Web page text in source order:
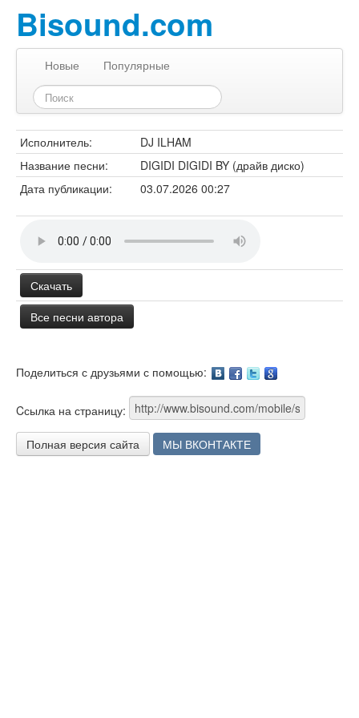
Bisound.com
Новые Популярные
Исполнитель:
DJ ILHAM
Название песни:
DIGIDI DIGIDI BY (драйв диско)
Дата публикации:
03.07.2026 00:27
Скачать
Все песни автора
Поделиться с друзьями с помощью:
Cсылка на страницу:
Полная версия сайта МЫ ВКОНТАКТЕ